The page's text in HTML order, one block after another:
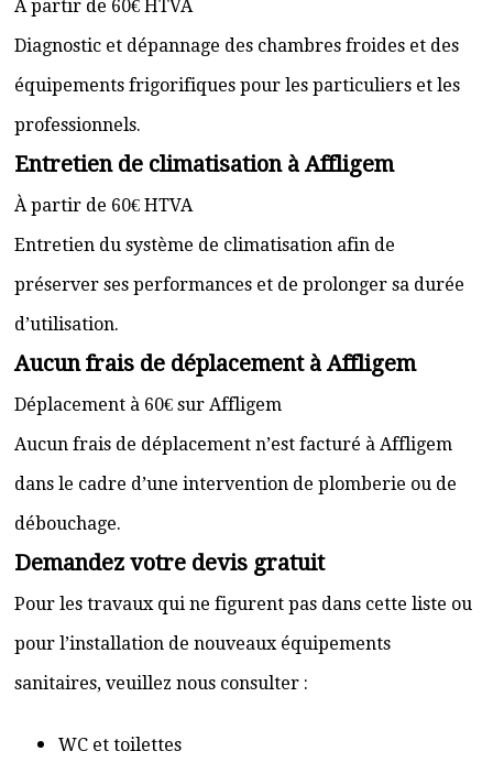
À partir de 60€ HTVA
Diagnostic et dépannage des chambres froides et des
équipements frigorifiques pour les particuliers et les
professionnels.
Entretien de climatisation à Affligem
À partir de 60€ HTVA
Entretien du système de climatisation afin de
préserver ses performances et de prolonger sa durée
d’utilisation.
Aucun frais de déplacement à Affligem
Déplacement à 60€ sur Affligem
Aucun frais de déplacement n’est facturé à Affligem
dans le cadre d’une intervention de plomberie ou de
débouchage.
Demandez votre devis gratuit
Pour les travaux qui ne figurent pas dans cette liste ou
pour l’installation de nouveaux équipements
sanitaires, veuillez nous consulter :
WC et toilettes